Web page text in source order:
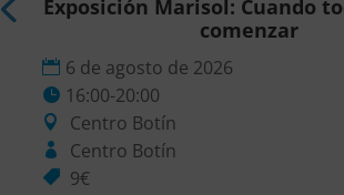
Exposición Marisol: Cuando
comenzar
6 de agosto de 2026
16:00-20:00
Centro Botín
Centro Botín
9€